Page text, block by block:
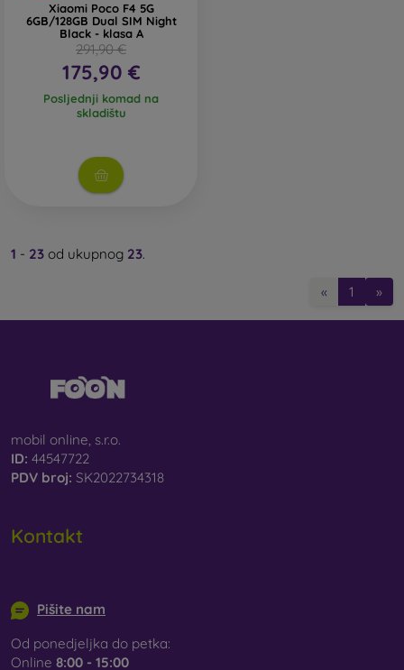
Xiaomi Poco F4 5G
6GB/128GB Dual SIM Night
Black - klasa A
291,90 €
175,90 €
Posljednji komad na
skladištu
1 - 23 od ukupnog 23.
« 1 »
mobil online, s.r.o.
ID: 44547722
PDV broj: SK2022734318
Kontakt
Pišite nam
Od ponedjeljka do petka:
Online 8:00 - 15:00